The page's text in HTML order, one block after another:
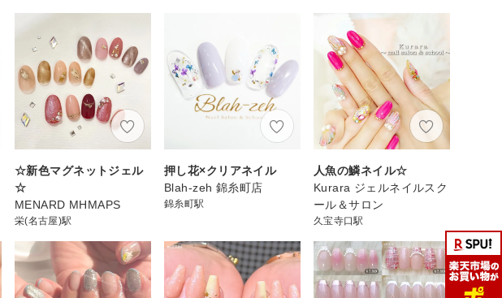
☆新色マグネットジェル
☆
MENARD MHMAPS
栄(名古屋)駅
押し花×クリアネイル
Blah-zeh 錦糸町店
錦糸町駅
人魚の鱗ネイル☆
Kurara ジェルネイルスク
ール＆サロン
久宝寺口駅